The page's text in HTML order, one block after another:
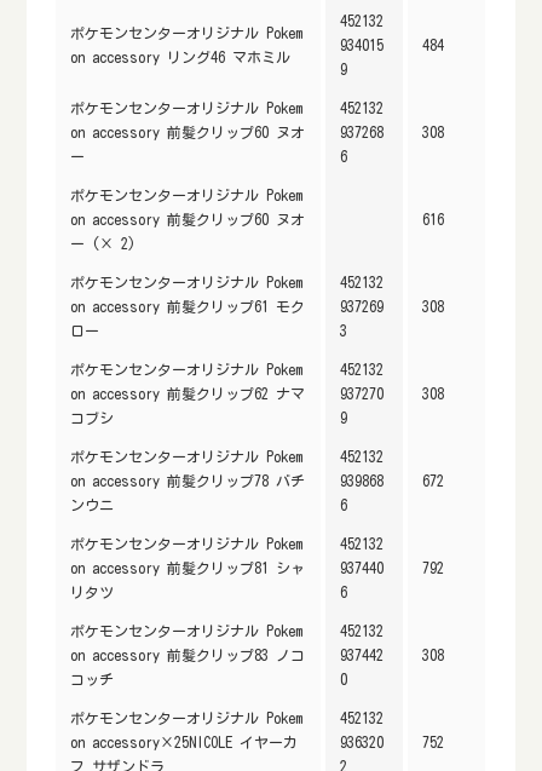
ポケモンセンターオリジナル Pokem
on accessory リング46 マホミル
452132
934015
9
484
ポケモンセンターオリジナル Pokem
on accessory 前髪クリップ60 ヌオ
ー
452132
937268
6
308
ポケモンセンターオリジナル Pokem
on accessory 前髪クリップ60 ヌオ
ー (× 2)
616
ポケモンセンターオリジナル Pokem
on accessory 前髪クリップ61 モク
ロー
452132
937269
3
308
ポケモンセンターオリジナル Pokem
on accessory 前髪クリップ62 ナマ
コブシ
452132
937270
9
308
ポケモンセンターオリジナル Pokem
on accessory 前髪クリップ78 バチ
ンウニ
452132
939868
6
672
ポケモンセンターオリジナル Pokem
on accessory 前髪クリップ81 シャ
リタツ
452132
937440
6
792
ポケモンセンターオリジナル Pokem
on accessory 前髪クリップ83 ノコ
コッチ
452132
937442
0
308
ポケモンセンターオリジナル Pokem
on accessory×25NICOLE イヤーカ
フ サザンドラ
452132
936320
2
752